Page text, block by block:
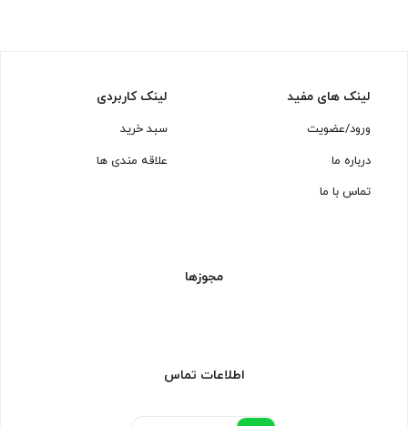
لینک های مفید
ورود/عضویت
درباره ما
تماس با ما
لینک کاربردی
سبد خرید
علاقه مندی ها
مجوزها
اطلاعات تماس